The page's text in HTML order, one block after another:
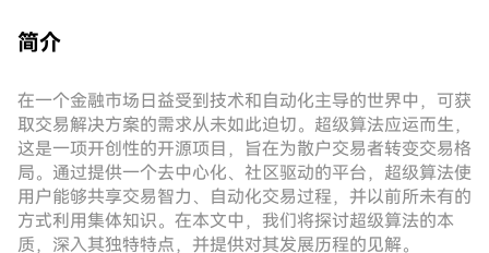
简介
在一个金融市场日益受到技术和自动化主导的世界中，可获
取交易解决方案的需求从未如此迫切。超级算法应运而生，
这是一项开创性的开源项目，旨在为散户交易者转变交易格
局。通过提供一个去中心化、社区驱动的平台，超级算法使
用户能够共享交易智力、自动化交易过程，并以前所未有的
方式利用集体知识。在本文中，我们将探讨超级算法的本
质，深入其独特特点，并提供对其发展历程的见解。